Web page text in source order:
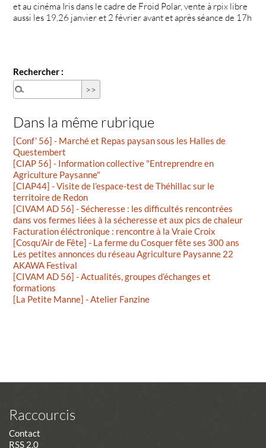
et au cinéma Iris dans le cadre de Froid Polar, vente à rpix libre
aussi les 19,26 janvier et 2 février avant et après séance de 17h
Rechercher :
Dans la même rubrique
[Conf’ 56] - Marché et Repas paysan sous les Halles de
Questembert
[CIAP 56] - Information collective "Entreprendre en
Agriculture Paysanne"
[CIAP44] - Visite de l’espace-test de Théhillac sur le
territoire de Redon
[CIVAM AD 56] - Sécheresse : les difficultés rencontrées
dans vos fermes liées à la sécheresse et aux pics de chaleur
Facturation éléctronique : rencontre à la Vraie Croix
[Cosqu’Air de Fête] - La ferme du Cosquer fête ses 300 ans
Les petites annonces du réseau Agriculture Paysanne 22
AKAWA Festival
[CIVAM AD 56] - Actualités, groupes d’échanges et
formations
[La Petite Manne] - Atelier Fanzine
Raccourcis
Contact
RSS 2.0